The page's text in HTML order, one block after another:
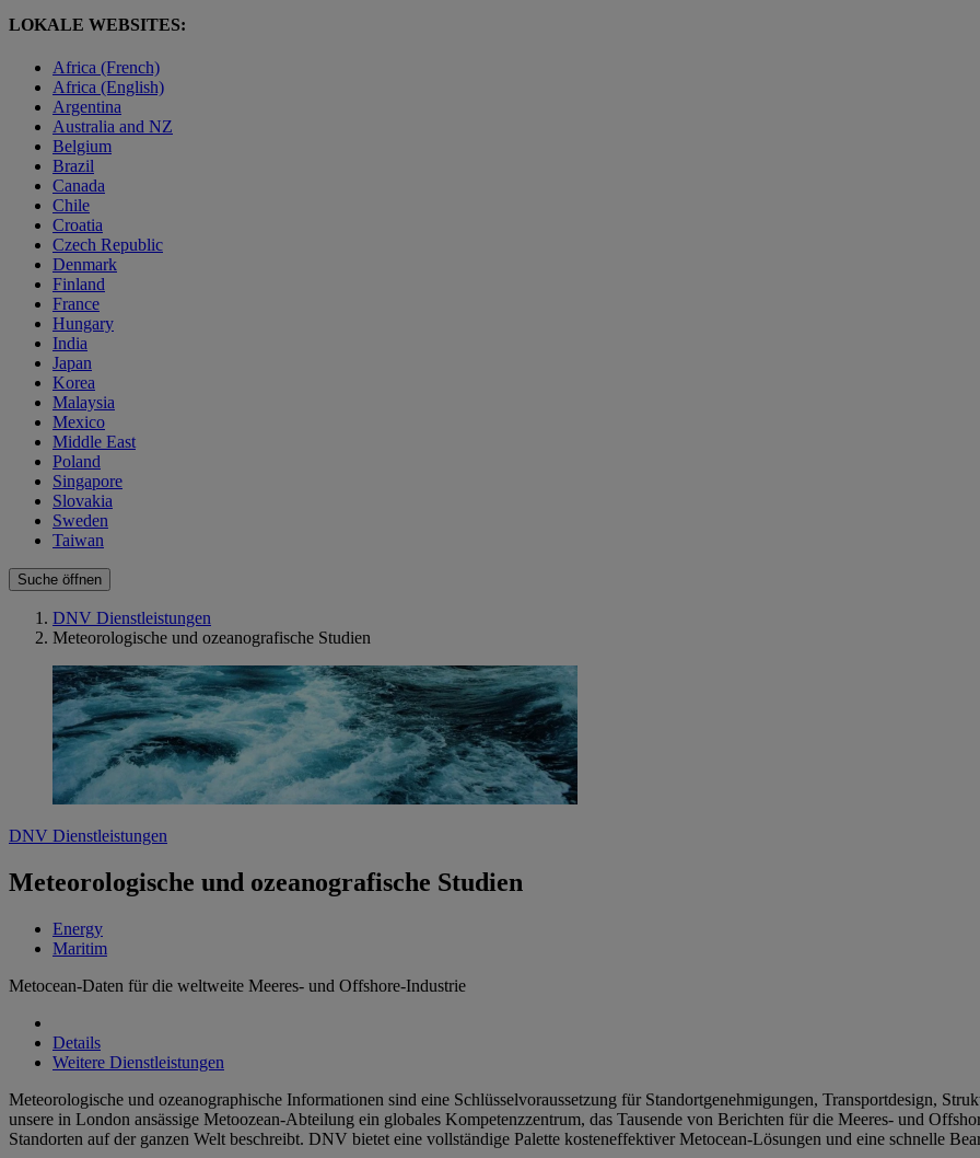
LOKALE WEBSITES:
Africa (French)
Africa (English)
Argentina
Australia and NZ
Belgium
Brazil
Canada
Chile
Croatia
Czech Republic
Denmark
Finland
France
Hungary
India
Japan
Korea
Malaysia
Mexico
Middle East
Poland
Singapore
Slovakia
Sweden
Taiwan
Suche öffnen
DNV Dienstleistungen
Meteorologische und ozeanografische Studien
DNV Dienstleistungen
Meteorologische und ozeanografische Studien
Energy
Maritim
Metocean-Daten für die weltweite Meeres- und Offshore-Industrie
Details
Weitere Dienstleistungen
Meteorologische und ozeanographische Informationen sind eine Schlüsselvoraussetzung für Standortgenehmigungen, Transportdesign,
unsere in London ansässige Metoozean-Abteilung ein globales Kompetenzzentrum, das Tausende von Berichten für die Meeres- und
Standorten auf der ganzen Welt beschreibt. DNV bietet eine vollständige Palette kosteneffektiver Metocean-Lösungen und eine schnelle